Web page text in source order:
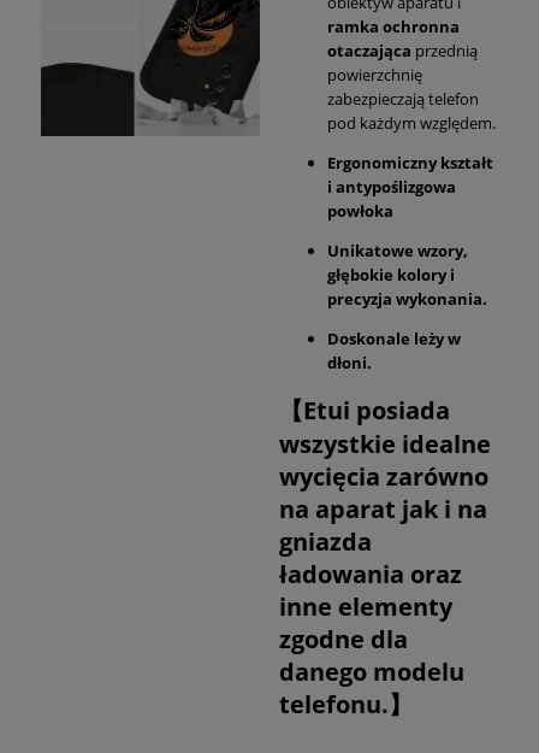
ramka ochronna
otaczająca przednią
powierzchnię
zabezpieczają telefon
pod każdym względem.
Ergonomiczny kształt
i antypoślizgowa
powłoka
Unikatowe wzory,
głębokie kolory i
precyzja wykonania.
Doskonale leży w
dłoni.
【Etui posiada
wszystkie idealne
wycięcia zarówno
na aparat jak i na
gniazda
ładowania oraz
inne elementy
zgodne dla
danego modelu
telefonu.】